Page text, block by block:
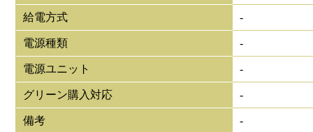
給電方式 -
電源種類 -
電源ユニット -
グリーン購入対応 -
備考 -